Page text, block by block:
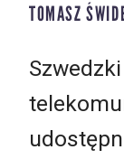
TOMASZ